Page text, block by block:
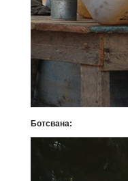
Ботсвана: